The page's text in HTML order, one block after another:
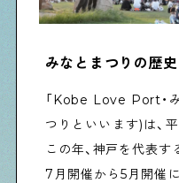
下町の
ぶらり、
下町の特集
みなとまつりの歴史
「Kobe Love Port・
つりといいます)は、
この年、神戸を代表す
7月開催から5月開催